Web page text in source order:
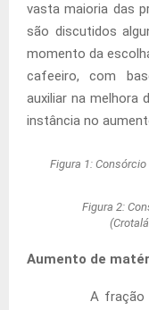
vasta maioria das
são discutidos
momento da
cafeeiro, com
auxiliar na melhora
instância no
Figura 1:
Figura 2:
Aumento de
A fração